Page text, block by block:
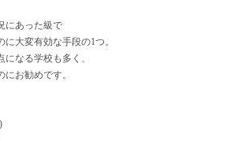
にあった級で
大変有効な手段の1つ。
なる学校も多く、
お勧めです。